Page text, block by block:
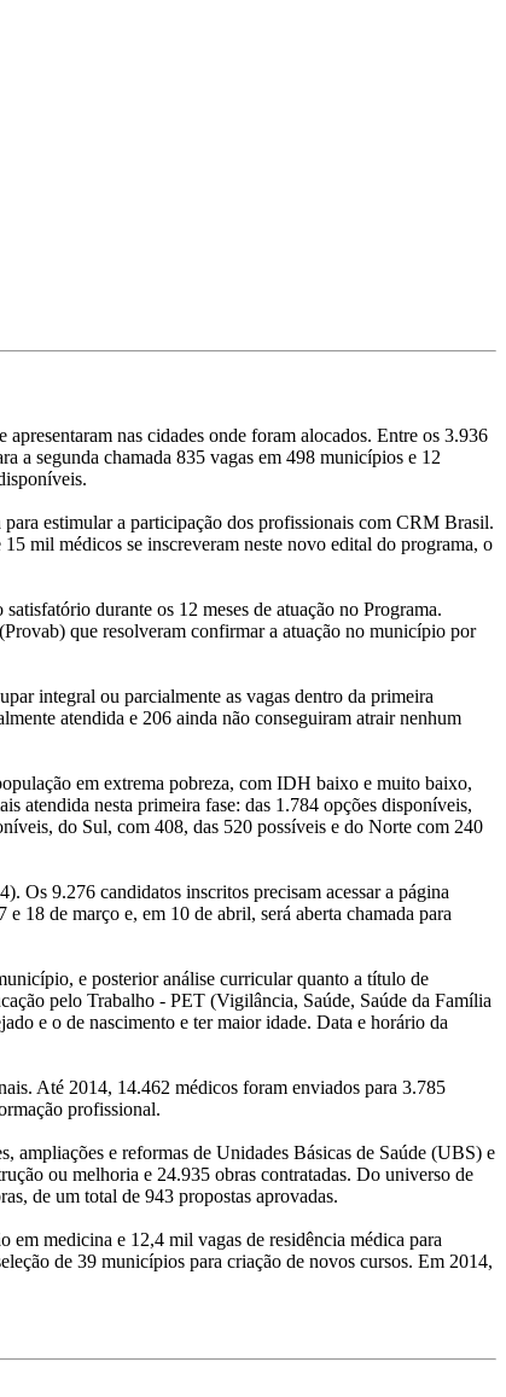
nas cidades onde foram alocados. Entre os 3.936
a segunda chamada 835 vagas em 498 municípios e 12
estimular a participação dos profissionais com CRM Brasil.
mil médicos se inscreveram neste novo edital do programa, o
durante os 12 meses de atuação no Programa.
que resolveram confirmar a atuação no município por
integral ou parcialmente as vagas dentro da primeira
atendida e 206 ainda não conseguiram atrair nenhum
em extrema pobreza, com IDH baixo e muito baixo,
atendida nesta primeira fase: das 1.784 opções disponíveis,
do Sul, com 408, das 520 possíveis e do Norte com 240
Os 9.276 candidatos inscritos precisam acessar a página
18 de março e, em 10 de abril, será aberta chamada para
e posterior análise curricular quanto a título de
pelo Trabalho - PET (Vigilância, Saúde, Saúde da Família
e o de nascimento e ter maior idade. Data e horário da
Até 2014, 14.462 médicos foram enviados para 3.785
profissional.
ampliações e reformas de Unidades Básicas de Saúde (UBS) e
ou melhoria e 24.935 obras contratadas. Do universo de
de um total de 943 propostas aprovadas.
em medicina e 12,4 mil vagas de residência médica para
de 39 municípios para criação de novos cursos. Em 2014,